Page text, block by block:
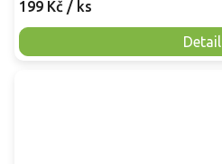
199 Kč / ks
Detail